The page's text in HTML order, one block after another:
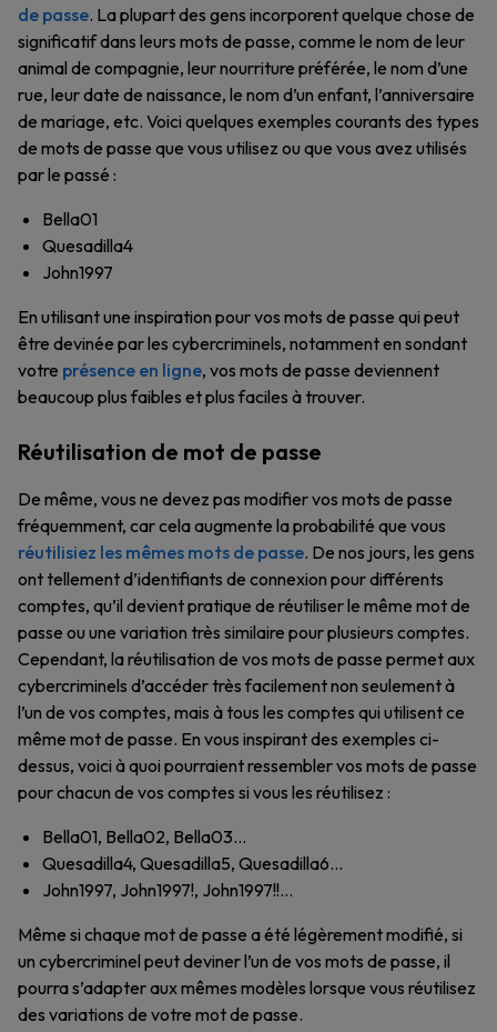
de passe. La plupart des gens incorporent quelque chose de
significatif dans leurs mots de passe, comme le nom de leur
animal de compagnie, leur nourriture préférée, le nom d’une
rue, leur date de naissance, le nom d’un enfant, l’anniversaire
de mariage, etc. Voici quelques exemples courants des types
de mots de passe que vous utilisez ou que vous avez utilisés
par le passé :
Bella01
Quesadilla4
John1997
En utilisant une inspiration pour vos mots de passe qui peut
être devinée par les cybercriminels, notamment en sondant
votre présence en ligne, vos mots de passe deviennent
beaucoup plus faibles et plus faciles à trouver.
Réutilisation de mot de passe
De même, vous ne devez pas modifier vos mots de passe
fréquemment, car cela augmente la probabilité que vous
réutilisiez les mêmes mots de passe. De nos jours, les gens
ont tellement d’identifiants de connexion pour différents
comptes, qu’il devient pratique de réutiliser le même mot de
passe ou une variation très similaire pour plusieurs comptes.
Cependant, la réutilisation de vos mots de passe permet aux
cybercriminels d’accéder très facilement non seulement à
l’un de vos comptes, mais à tous les comptes qui utilisent ce
même mot de passe. En vous inspirant des exemples ci-
dessus, voici à quoi pourraient ressembler vos mots de passe
pour chacun de vos comptes si vous les réutilisez :
Bella01, Bella02, Bella03…
Quesadilla4, Quesadilla5, Quesadilla6…
John1997, John1997!, John1997!!…
Même si chaque mot de passe a été légèrement modifié, si
un cybercriminel peut deviner l’un de vos mots de passe, il
pourra s’adapter aux mêmes modèles lorsque vous réutilisez
des variations de votre mot de passe.